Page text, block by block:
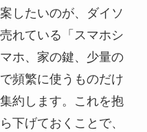
したいのが、ダイソ
れている「スマホシ
ホ、家の鍵、少量の
頻繁に使うものだけ
約します。これを抱
下げておくことで、